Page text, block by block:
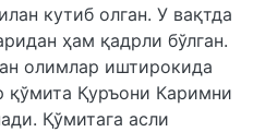
кутиб олган. У вақтда
ҳам қадрли бўлган.
олимлар иштирокида
қўмита Қуръони Каримни
Қўмитага асли